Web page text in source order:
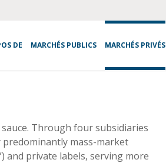
DE MARCHÉS PUBLICS MARCHÉS PRIVÉS
Through four subsidiaries
predominantly mass-market
and private labels, serving more